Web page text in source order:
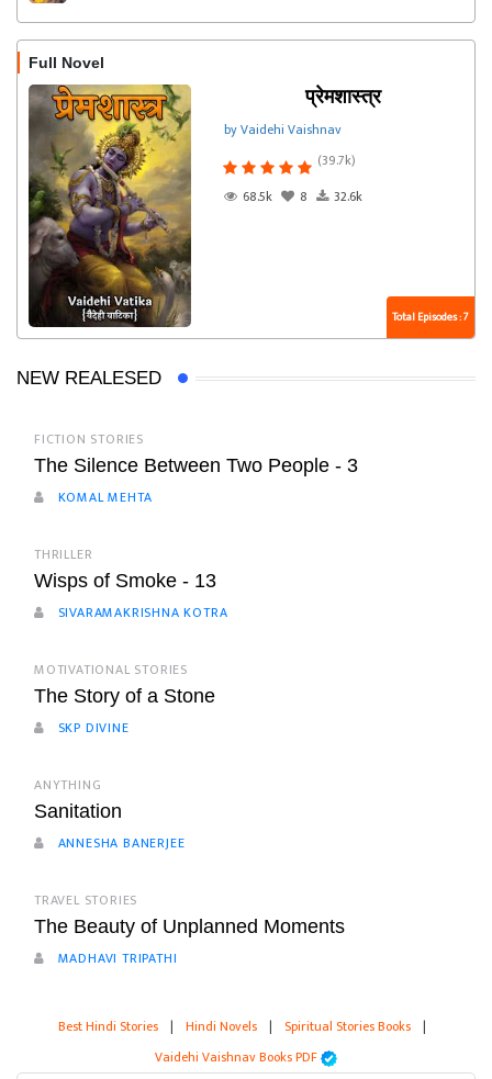
Full Novel
प्रेमशास्त्र
by Vaidehi Vaishnav
(39.7k)
68.5k
8 32.6k
Total Episodes : 7
NEW REALESED
FICTION STORIES
The Silence Between Two People - 3
KOMAL MEHTA
THRILLER
Wisps of Smoke - 13
SIVARAMAKRISHNA KOTRA
MOTIVATIONAL STORIES
The Story of a Stone
SKP DIVINE
ANYTHING
Sanitation
ANNESHA BANERJEE
TRAVEL STORIES
The Beauty of Unplanned Moments
MADHAVI TRIPATHI
Best Hindi Stories | Hindi Novels | Spiritual Stories Books |
Vaidehi Vaishnav Books PDF